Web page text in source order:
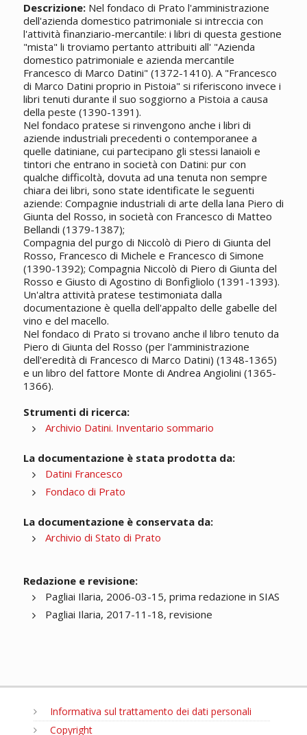
Descrizione:Nel fondaco di Prato l'amministrazione
dell'azienda domestico patrimoniale si intreccia con
l'attività finanziario-mercantile: i libri di questa gestione
"mista" li troviamo pertanto attribuiti all' "Azienda
domestico patrimoniale e azienda mercantile
Francesco di Marco Datini" (1372-1410). A "Francesco
di Marco Datini proprio in Pistoia" si riferiscono invece i
libri tenuti durante il suo soggiorno a Pistoia a causa
della peste (1390-1391).
Nel fondaco pratese si rinvengono anche i libri di
aziende industriali precedenti o contemporanee a
quelle datiniane, cui partecipano gli stessi lanaioli e
tintori che entrano in società con Datini: pur con
qualche difficoltà, dovuta ad una tenuta non sempre
chiara dei libri, sono state identificate le seguenti
aziende: Compagnie industriali di arte della lana Piero di
Giunta del Rosso, in società con Francesco di Matteo
Bellandi (1379-1387);
Compagnia del purgo di Niccolò di Piero di Giunta del
Rosso, Francesco di Michele e Francesco di Simone
(1390-1392); Compagnia Niccolò di Piero di Giunta del
Rosso e Giusto di Agostino di Bonfigliolo (1391-1393).
Un'altra attività pratese testimoniata dalla
documentazione è quella dell'appalto delle gabelle del
vino e del macello.
Nel fondaco di Prato si trovano anche il libro tenuto da
Piero di Giunta del Rosso (per l'amministrazione
dell'eredità di Francesco di Marco Datini) (1348-1365)
e un libro del fattore Monte di Andrea Angiolini (1365-
1366).
Strumenti di ricerca:
Archivio Datini. Inventario sommario
La documentazione è stata prodotta da:
Datini Francesco
Fondaco di Prato
La documentazione è conservata da:
Archivio di Stato di Prato
Redazione e revisione:
Pagliai Ilaria, 2006-03-15, prima redazione in SIAS
Pagliai Ilaria, 2017-11-18, revisione
Informativa sul trattamento dei dati personali
Copyright